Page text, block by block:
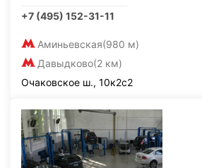
+7 (495) 152-31-11
Аминьевская(980 м)
Давыдково(2 км)
Очаковское ш., 10к2с2